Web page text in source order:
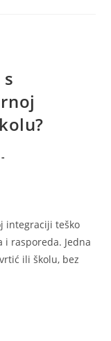
integraciji teško
rasporeda. Jedna
ili školu, bez